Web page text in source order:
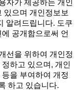
자가제공하는개인
으며개인정보보
알려드립니다.도쿠
공개함으로써언
선을위하여개인정
하고있으며,개인
을부여하여개정
하고있습니다.